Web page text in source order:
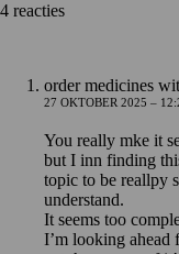
4 reacties
order medicines
27 OKTOBER 2025 –
You really mke it
but I inn finding
topic to be reallpy
understand.
It seems too
I’m looking ahead